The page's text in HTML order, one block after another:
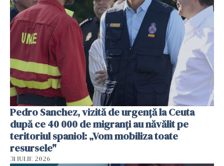
Pedro Sanchez, vizită de urgență la Ceuta
după ce 40 000 de migranți au năvălit pe
teritoriul spaniol: „Vom mobiliza toate
resursele"
31 IULIE 2026